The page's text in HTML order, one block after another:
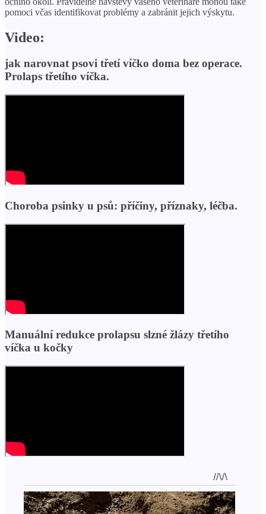
pomoci včas identifikovat problémy a zabránit jejich výskytu.
Video:
jak narovnat psovi třetí víčko doma bez operace.
Prolaps třetího víčka.
Choroba psinky u psů: příčiny, příznaky, léčba.
Manuální redukce prolapsu slzné žlázy třetího
víčka u kočky